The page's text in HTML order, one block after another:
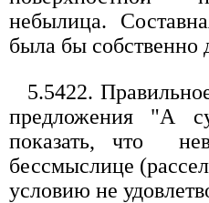
небылица.
была бы
5.5422.
предложения "А
показать, что
бессмыслице
условию не